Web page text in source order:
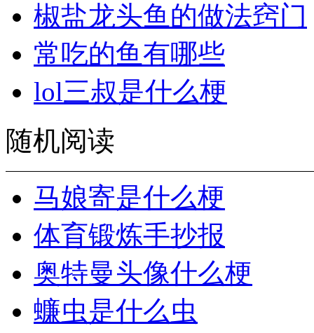
椒盐龙头鱼的做法窍门
常吃的鱼有哪些
lol三叔是什么梗
随机阅读
马娘寄是什么梗
体育锻炼手抄报
奥特曼头像什么梗
蠊虫是什么虫